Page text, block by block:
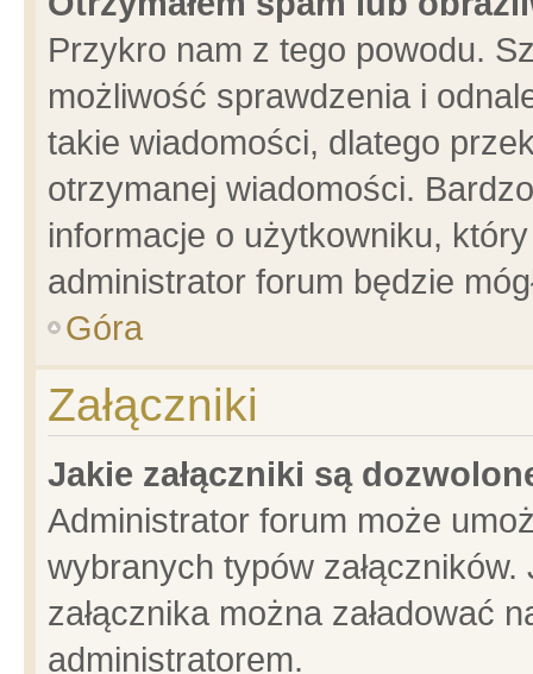
Przykro nam z tego powodu.
możliwość sprawdzenia i
takie wiadomości, dlatego
otrzymanej wiadomości.
informacje o użytkowniku,
administrator forum będzie
Góra
Załączniki
Jakie załączniki są
Administrator forum może
wybranych typów
załącznika można załadować
administratorem.